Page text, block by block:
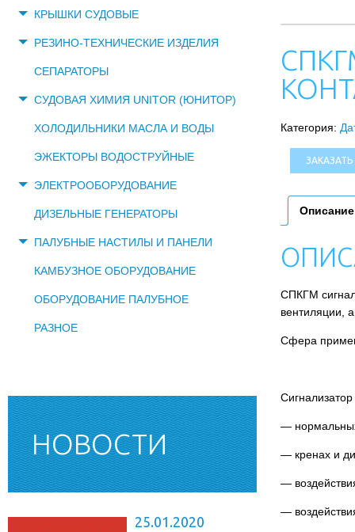
КРЫШКИ СУДОВЫЕ
РЕЗИНО-ТЕХНИЧЕСКИЕ ИЗДЕЛИЯ
СЕПАРАТОРЫ
СУДОВАЯ ХИМИЯ UNITOR (ЮНИТОР)
ХОЛОДИЛЬНИКИ МАСЛА И ВОДЫ
ЭЖЕКТОРЫ ВОДОСТРУЙНЫЕ
ЭЛЕКТРООБОРУДОВАНИЕ
ДИЗЕЛЬНЫЕ ГЕНЕРАТОРЫ
ПАЛУБНЫЕ НАСТИЛЫ И ПАНЕЛИ
КАМБУЗНОЕ ОБОРУДОВАНИЕ
ОБОРУДОВАНИЕ ПАЛУБНОЕ
РАЗНОЕ
НОВОСТИ
25.01.2020
Категория:
ЗАКАЗАТЬ
Описание
СПКГМ
вентиляции,
Сфера
—
— кренах и
—
—